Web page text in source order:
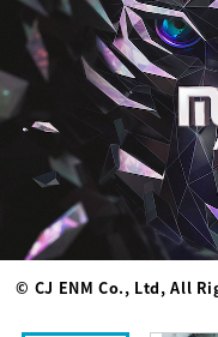
© CJ ENM Co., Ltd, All